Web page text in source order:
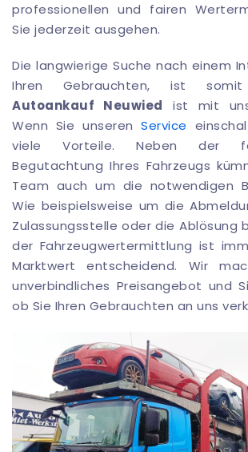
professionellen und fairen
Sie jederzeit ausgehen.
Die langwierige Suche nach einem
Ihren Gebrauchten, ist
Autoankauf Neuwied ist mit
Wenn Sie unserenService
viele Vorteile. Neben der
Begutachtung Ihres Fahrzeugs
Team auch um die notwendigen
Wie beispielsweise um die
Zulassungsstelle oder die Ablösung
der Fahrzeugwertermittlung ist
Marktwert entscheidend. Wir
unverbindliches Preisangebot und
ob Sie Ihren Gebrauchten an uns